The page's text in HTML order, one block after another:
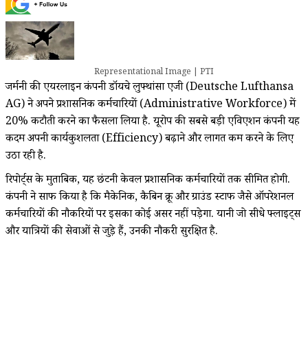
Representational Image | PTI
जर्मनी की एयरलाइन कंपनी डॉयचे लुफ्थांसा एजी (Deutsche Lufthansa
AG) ने अपने प्रशासनिक कर्मचारियों (Administrative Workforce) में
20% कटौती करने का फैसला लिया है. यूरोप की सबसे बड़ी एविएशन कंपनी यह
कदम अपनी कार्यकुशलता (Efficiency) बढ़ाने और लागत कम करने के लिए
उठा रही है.
रिपोर्ट्स के मुताबिक, यह छंटनी केवल प्रशासनिक कर्मचारियों तक सीमित होगी.
कंपनी ने साफ किया है कि मैकेनिक, कैबिन क्रू और ग्राउंड स्टाफ जैसे ऑपरेशनल
कर्मचारियों की नौकरियों पर इसका कोई असर नहीं पड़ेगा. यानी जो सीधे फ्लाइट्स
और यात्रियों की सेवाओं से जुड़े हैं, उनकी नौकरी सुरक्षित है.